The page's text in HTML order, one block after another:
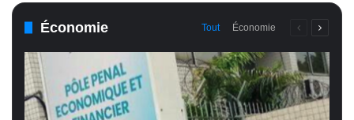
Économie Tout Économie
PagePage